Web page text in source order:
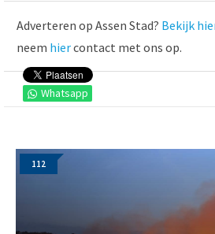
Whatsapp
Adverteren op Assen Stad? Bekijk
neem hiercontact met ons op.
112